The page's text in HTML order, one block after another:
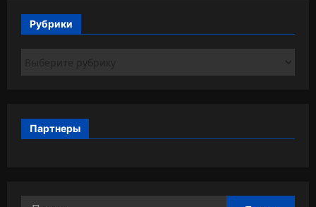
Рубрики
Партнеры
Найти: